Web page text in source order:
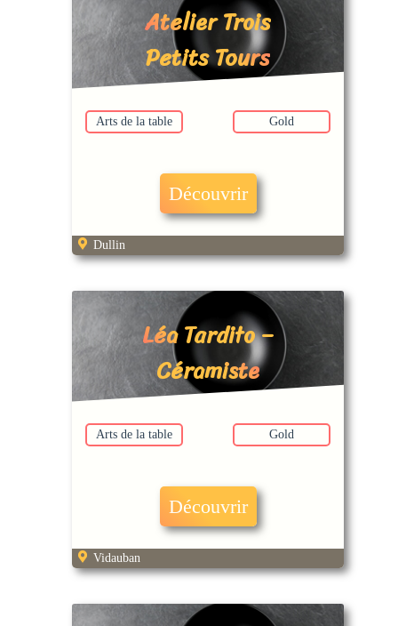
Atelier Trois
Petits Tours
Arts de la table Gold
Découvrir
Dullin
Léa Tardito –
Céramiste
Arts de la table Gold
Découvrir
Vidauban